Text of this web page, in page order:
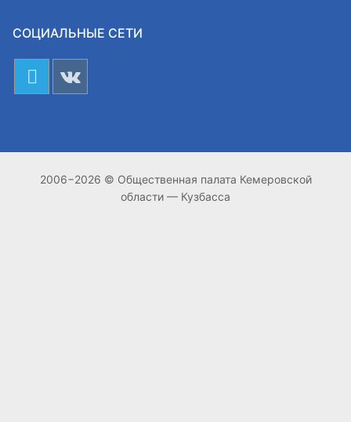
СОЦИАЛЬНЫЕ СЕТИ
2006−2026 © Общественная палата Кемеровской
области — Кузбасса